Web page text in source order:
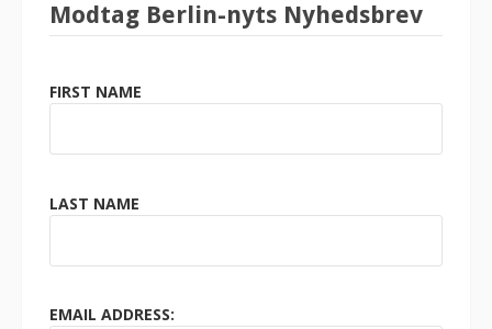
Modtag Berlin-nyts Nyhedsbrev
FIRST NAME
LAST NAME
EMAIL ADDRESS: